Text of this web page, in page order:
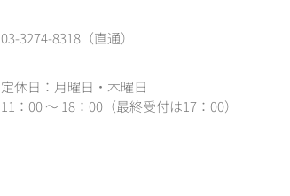
03-3274-8318（直通）
定休日：月曜日・木曜日
11：00 ～ 18：00（最終受付は17：00）